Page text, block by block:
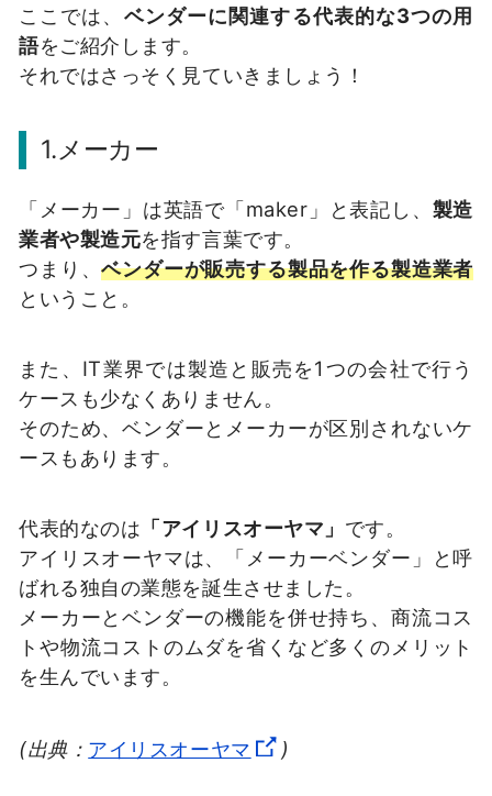
ここでは、 ベンダーに関連する代表的な3つの用
語をご紹介します。
それではさっそく見ていきましょう！
1.メーカー
「メーカー」は英語で「maker」と表記し、 製造
業者や製造元を指す言葉です。
つまり、ベンダーが販売する製品を作る製造業者
ということ。
また、IT業界では製造と販売を1つの会社で行う
ケースも少なくありません。
そのため、ベンダーとメーカーが区別されないケ
ースもあります。
代表的なのは 「アイリスオーヤマ」 です。
アイリスオーヤマは、「メーカーベンダー」と呼
ばれる独自の業態を誕生させました。
メーカーとベンダーの機能を併せ持ち、商流コス
トや物流コストのムダを省くなど多くのメリット
を生んでいます。
(出典： アイリスオーヤマ )